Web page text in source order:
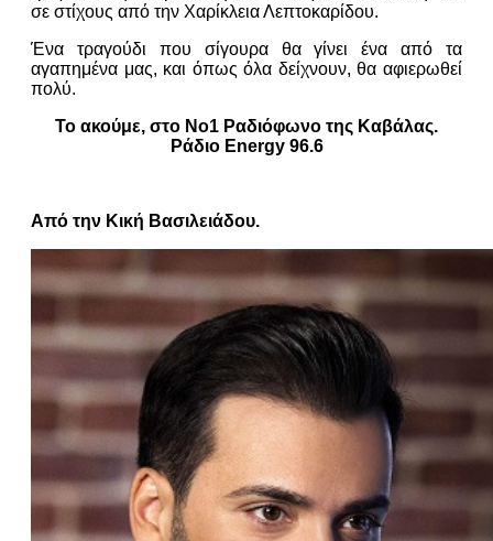
σε στίχους από την Χαρίκλεια Λεπτοκαρίδου.
Ένα τραγούδι που σίγουρα θα γίνει ένα από τα
αγαπημένα μας, και όπως όλα δείχνουν, θα αφιερωθεί
πολύ.
Το ακούμε, στο Νο1 Ραδιόφωνο της Καβάλας.
Ράδιο Energy 96.6
Από την Κική Βασιλειάδου.